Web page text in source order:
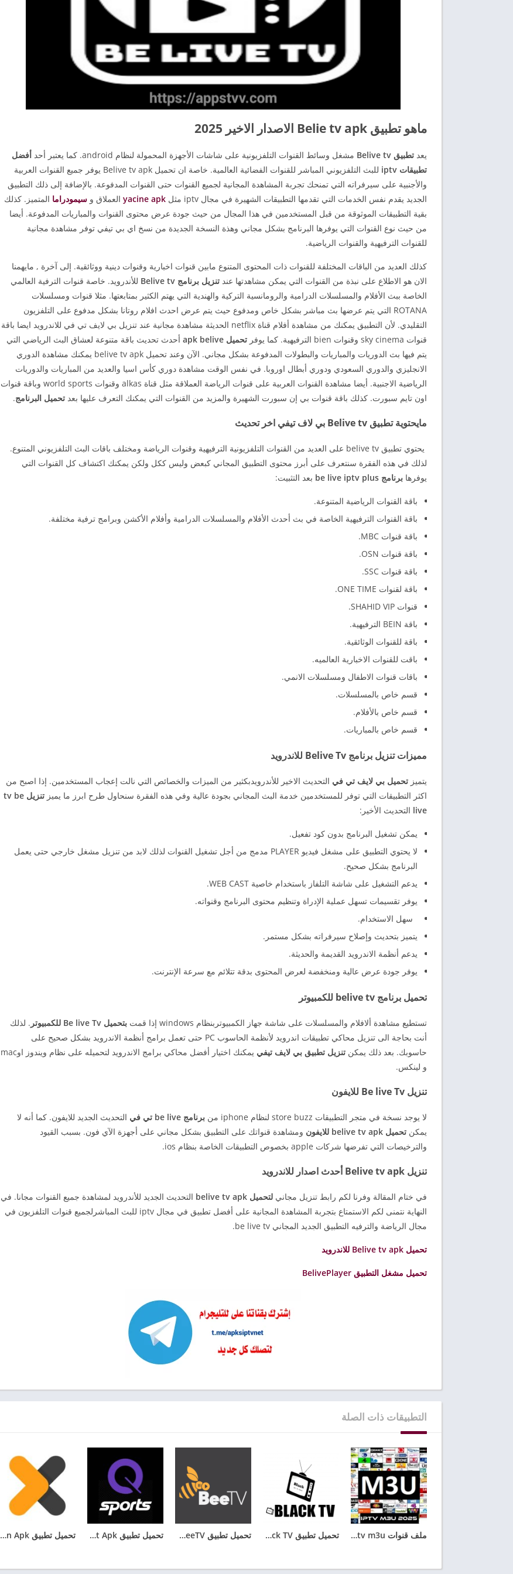
ماهو تطبيق Belie tv apk الاصدار الاخير 2025
يعد تطبيق Belive tv مشغل وسائط القنوات التلفزيونية على شاشات الأجهزة المحمولة لنظام android. كما يعتبر أحد
أفضل
تطبيقات iptv
للبث التلفزيوني المباشر للقنوات الفضائية العالمية. خاصة ان تحميل Belive tv apk يوفر جميع القنوات العربية
والأجنبية على سيرفراته التي تمنحك تجربة المشاهدة المجانية لجميع القنوات حتى القنوات المدفوعة. بالإضافة إلى ذلك التطبيق
الجديد يقدم نفس الخدمات التي تقدمها التطبيقات الشهيرة في مجال iptv مثل
yacine apk العملاق و سيمودراما المتميز. كذلك
بقية التطبيقات الموثوقة من قبل المستخدمين في هذا المجال من حيث جودة عرض محتوى القنوات والمباريات المدفوعة. أيضا
من حيث نوع القنوات التي يوفرها البرنامج بشكل مجاني وهذة النسخة الجديدة من نسخ اي بي تيفي توفر مشاهدة مجانية
للقنوات الترفيهية والقنوات الرياضية.
كذلك العديد من الباقات المختلفة للقنوات ذات المحتوى المتنوع مابين قنوات اخبارية وقنوات دينية ووثائقية. إلى آخرة , مايهمنا
الان هو الاطلاع على نبذة من القنوات التي يمكن مشاهدتها عند تنزيل برنامج Belive tv
للأندرويد. خاصة قنوات الترفية العالمي
الخاصة ببث الأفلام والمسلسلات الدرامية والرومانسية التركية والهندية التي يهتم الكثير بمتابعتها. مثلا قنوات ومسلسلات
ROTANA التي يتم عرضها بث مباشر بشكل خاص ومدفوع حيث يتم عرض احدث افلام روتانا بشكل مدفوع على التلفزيون
التقليدي. لأن التطبيق يمكنك من مشاهدة أفلام قناة netflix الحديثة مشاهدة مجانية عند تنزيل بي لايف تي في للاندرويد ايضا باقة
قنوات sky cinema وقنوات bien الترفيهية. كما يوفر
تحميل apk belive
أحدث تحديث باقة متنوعة لعشاق البث الرياضي التي
يتم فيها بث الدوريات والمباريات والبطولات المدفوعة بشكل مجاني. الآن وعند تحميل belive tv apk يمكنك مشاهدة الدوري
الانجليزي والدوري السعودي ودوري أبطال اوروبا. في نفس الوقت مشاهدة دوري كأس اسيا والعديد من المباريات والدوريات
الرياضية الاجنبية. أيضا مشاهدة القنوات العربية على قنوات الرياضة العملاقة مثل قناة alkas وقنوات world sports وباقة قنوات
اون تايم سبورت. كذلك باقة قنوات بي إن سبورت الشهيرة والمزيد من القنوات التي يمكنك التعرف عليها بعد تحميل البرنامج.
مايحتوية تطبيق Belive tv بي لاف تيفي اخر تحديث
يحتوي تطبيق belive tv على العديد من القنوات التلفزيونية الترفيهية وقنوات الرياضة ومختلف باقات البث التلفزيوني المتنوع.
لذلك في هذه الفقرة سنتعرف على أبرز محتوى التطبيق المجاني كبعض وليس ككل ولكن يمكنك اكتشاف كل القنوات التي
يوفرها برنامج be live iptv plus بعد التثبيت:
باقة القنوات الرياضية المتنوعة.
باقة القنوات الترفيهية الخاصة في بث أحدث الأفلام والمسلسلات الدرامية وأفلام الأكشن وبرامج ترفية مختلفة.
باقة قنوات MBC.
باقة قنوات OSN.
باقة قنوات SSC.
باقة لقنوات ONE TIME.
قنوات SHAHID VIP.
باقة BEIN الترفيهية.
باقة للقنوات الوثائقية.
باقت للقنوات الاخبارية العالميه.
باقات قنوات الاطفال ومسلسلات الانمي.
قسم خاص بالمسلسلات.
قسم خاص بالأفلام.
قسم خاص بالمباريات.
مميزات تنزيل برنامج Belive Tv للاندرويد
يتميز تحميل بي لايف تي في التحديث الاخير للأندرويدبكثير من الميزات والخصائص التي نالت إعجاب المستخدمين. إذا اصبح من
اكثر التطبيقات التي توفر للمستخدمين خدمة البث المجاني بجودة عالية وفي هذه الفقرة سنحاول طرح ابرز ما يميز
تنزيل tv be
live التحديث الأخير:
يمكن تشغيل البرنامج بدون كود تفعيل.
لا يحتوي التطبيق على مشغل فيديو PLAYER مدمج من أجل تشغيل القنوات لذلك لابد من تنزيل مشغل خارجي حتى يعمل
البرنامج بشكل صحيح.
يدعم التشغيل على شاشة التلفاز باستخدام خاصية WEB CAST.
يوفر تقسيمات تسهل عملية الإدراة وتنظيم محتوى البرنامج وقنواته.
سهل الاستخدام.
يتميز بتحديث وإصلاح سيرفراته بشكل مستمر.
يدعم أنظمة الاندرويد القديمة والحديثة.
يوفر جودة عرض عالية ومنخفضة لعرض المحتوى بدقة تتلائم مع سرعة الإنترنت.
تحميل برنامج belive tv للكمبيوتر
تستطيع مشاهدة ألافلام والمسلسلات على شاشة جهاز الكمبيوتربنظام windows إذا قمت بتحميل Be live Tv للكمبيوتر
. لذلك
أنت بحاجة الى تنزيل محاكي تطبيقات اندرويد لأنظمة الحاسوب PC حتى تعمل برامج أنظمة الاندرويد بشكل صحيح على
حاسوبك. بعد ذلك يمكن تنزيل تطبيق بي لايف تيفي
يمكنك اختيار أفضل محاكي برامج الاندرويد لتحميله على نظام ويندوز اوmac
و لينكس.
تنزيل Be live Tv للايفون
لا يوجد نسخة في متجر التطبيقات store buzz لنظام iphone من برنامج be live تي في
التحديث الجديد للايفون. كما أنه لا
يمكن تحميل belive tv apk للايفون
ومشاهدة قنواتك على التطبيق بشكل مجاني على أجهزة الآي فون. بسبب القيود
والترخيصات التي تفرضها شركات apple بخصوص التطبيقات الخاصة بنظام ios.
تنزيل Belive tv apk أحدث اصدار للاندرويد
في ختام المقالة وفرنا لكم رابط تنزيل مجاني لتحميل belive tv apk
التحديث الجديد للأندرويد لمشاهدة جميع القنوات مجانا. في
النهاية نتمنى لكم الاستمتاع بتجربة المشاهدة المجانية على أفضل تطبيق في مجال iptv للبث المباشرلجميع قنوات التلفزيون في
مجال الرياضة والترفيه التطبيق الجديد المجاني be live tv.
تحميل Belive tv apk للاندرويد
تحميل مشغل التطبيق BelivePlayer
التطبيقات ذات الصلة
ملف قنوات iptv m3u متجدد باستمرار مجاني 2026 تحميل تطبيق Black TV للاندرويد مع كود تفعيل الجديد 2025 تحميل تطبيق BeeTV مهكر 2025 بدون اعلانات للأندرويد تحميل تطبيق Qsport Apk لمشاهدة القنوات الرياضية للاندرويد تحميل تطبيق Egytoon Apk لمشاهدة الافلام والمسلسلات